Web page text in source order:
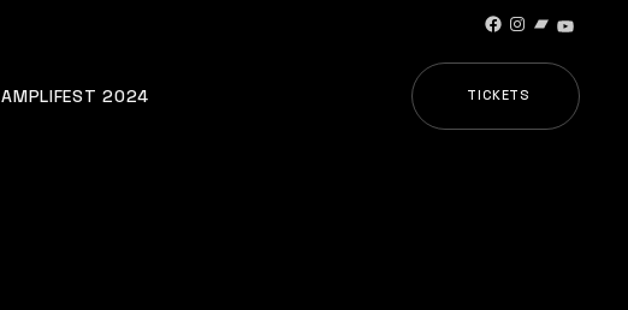
Facebook
Instagram
Bandcamp
AMPLIFEST 2024 TICKETS